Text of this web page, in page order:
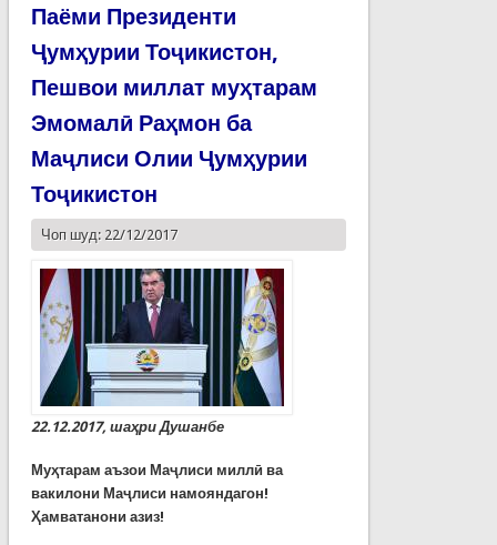
Паёми Президенти
Ҷумҳурии Тоҷикистон,
Пешвои миллат муҳтарам
Эмомалӣ Раҳмон ба
Маҷлиси Олии Ҷумҳурии
Тоҷикистон
Чоп шуд: 22/12/2017
22.12.2017, шаҳри Душанбе
Муҳтарам аъзои Маҷлиси миллӣ ва
вакилони Маҷлиси намояндагон!
Ҳамватанони азиз!